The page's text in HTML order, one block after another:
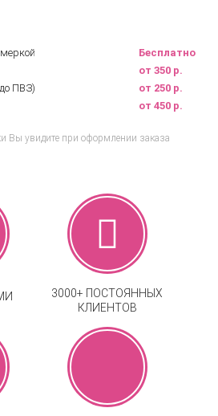
Бесплатно
от 350 р.
ПВЗ)
от 250 р.
от 450 р.
Вы увидите при оформлении заказа
3000+ ПОСТОЯННЫХ
КЛИЕНТОВ